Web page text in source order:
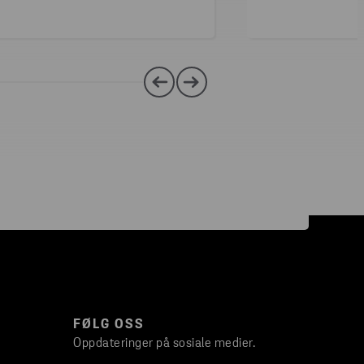
FØLG OSS
Oppdateringer på sosiale medier.